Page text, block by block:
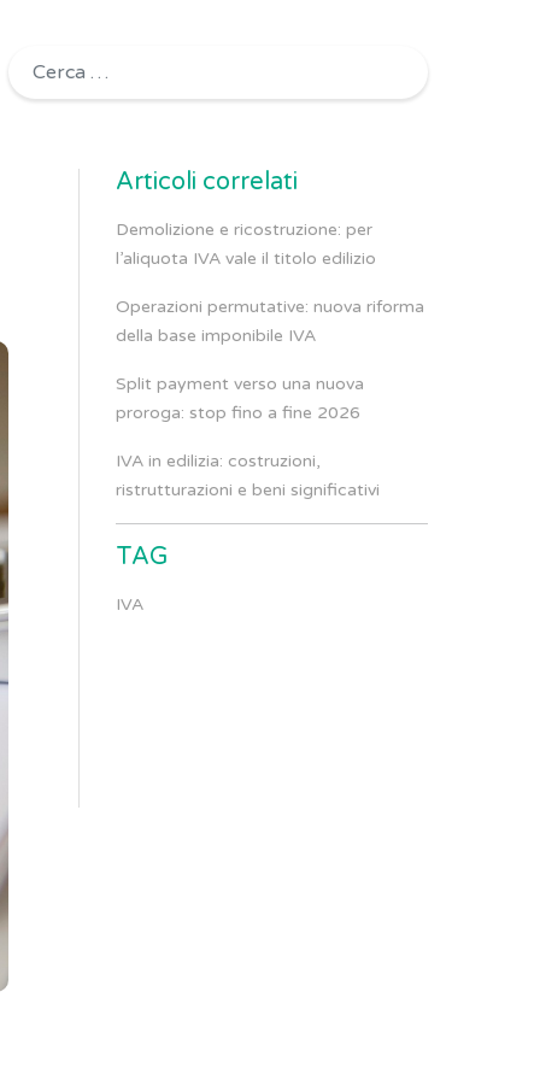
Ricerca per:
Articoli correlati
Demolizione e ricostruzione: per
l’aliquota IVA vale il titolo edilizio
Operazioni permutative: nuova riforma
della base imponibile IVA
Split payment verso una nuova
proroga: stop fino a fine 2026
IVA in edilizia: costruzioni,
ristrutturazioni e beni significativi
TAG
IVA